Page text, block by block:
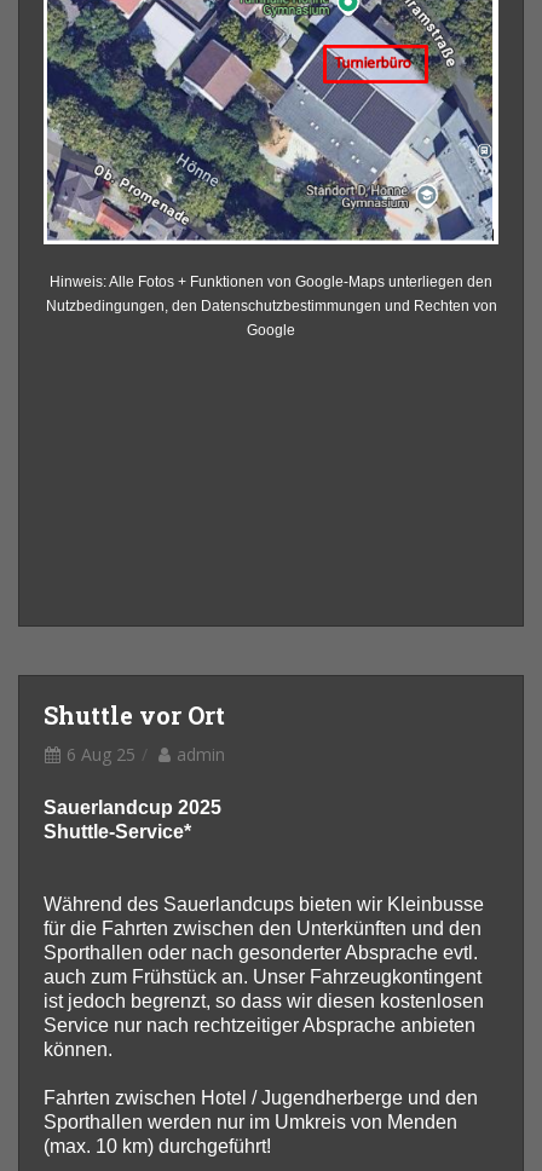
Hinweis: Alle Fotos + Funktionen von Google-Maps unterliegen den
Nutzbedingungen, den Datenschutzbestimmungen und Rechten von
Google
Shuttle vor Ort
6 Aug 25 admin
Sauerlandcup 2025
Shuttle-Service*
Während des Sauerlandcups bieten wir Kleinbusse
für die Fahrten zwischen den Unterkünften und den
Sporthallen oder nach gesonderter Absprache evtl.
auch zum Frühstück an. Unser Fahrzeugkontingent
ist jedoch begrenzt, so dass wir diesen kostenlosen
Service nur nach rechtzeitiger Absprache anbieten
können.
Fahrten zwischen Hotel / Jugendherberge und den
Sporthallen werden nur im Umkreis von Menden
(max. 10 km) durchgeführt!